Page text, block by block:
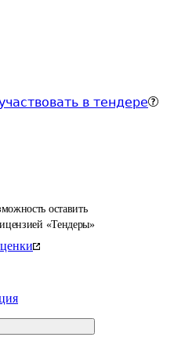
в тендере
оставить
«Тендеры»